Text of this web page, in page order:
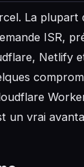
La
ISR,
Netlify
un vrai